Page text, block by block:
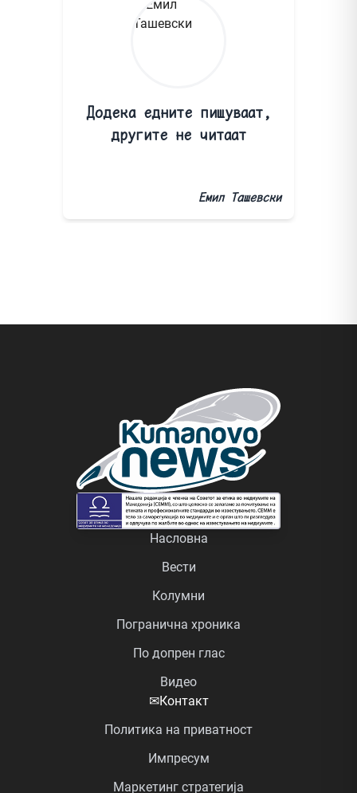
Додека едните пишуваат,
другите не читаат
Емил Ташевски
Насловна
Вести
Колумни
Погранична хроника
По допрен глас
Видео
✉Контакт
Политика на приватност
Импресум
Маркетинг стратегија